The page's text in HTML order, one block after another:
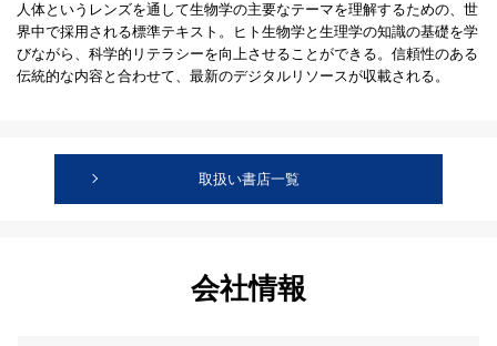
人体というレンズを通して生物学の主要なテーマを理解するための、世
界中で採用される標準テキスト。ヒト生物学と生理学の知識の基礎を学
びながら、科学的リテラシーを向上させることができる。信頼性のある
伝統的な内容と合わせて、最新のデジタルリソースが収載される。
取扱い書店一覧
会社情報